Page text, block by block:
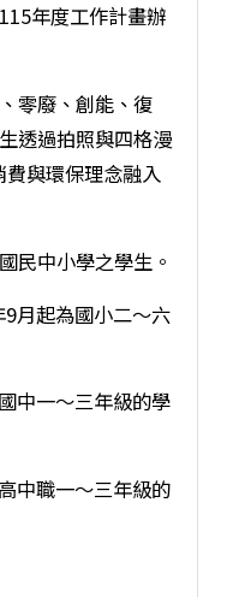
年度工作計畫辦
零廢、創能、復
透過拍照與四格漫
費與環保理念融入
民中小學之學生。
月起為國小二～六
中一～三年級的學
中職一～三年級的